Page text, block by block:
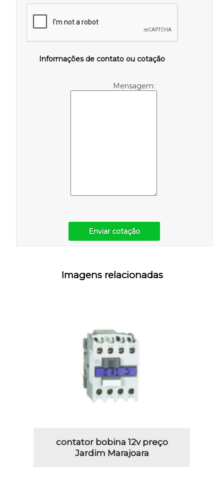
Informações de contato ou cotação
Mensagem:
Enviar cotação
Imagens relacionadas
contator bobina 12v preço
Jardim Marajoara